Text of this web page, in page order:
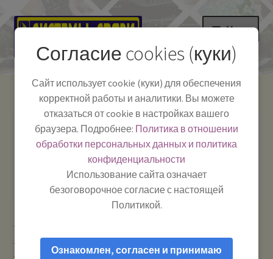
Перейти
навигации
Перейти
содержимому
Меню
Как пользоваться
Полезная информация
Мой аккаунт
Системы Связи:
г. Красноярск, ул.
Работаем:Пн-Пт:
10:00–18:00
-
Телефон:+7-
391-249-1040
Тел.|WA|Telegram:
+79029904090
интернета
Усилители сотового сигнала, мобильного
интернета и репитеры GSM / 3G / 4G
Репитер OT-GSM01 (LTE
Согласие cookies (куки)
Сайт использует cookie (куки) для обеспечения
корректной работы и аналитики. Вы можете
отказаться от cookie в настройках вашего
браузера. Подробнее: Политика в отношении
обработки персональных данных и политика
конфиденциальности
Использование сайта означает
безоговорочное согласие с настоящей
Политикой.
Ознакомлен, согласен и принимаю